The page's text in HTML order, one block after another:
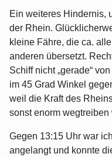
Ein weiteres Hindernis,
der Rhein.
kleine Fähre, die ca.
anderen übersetzt.
Schiff nicht „gerade“
im 45 Grad Winkel
weil die Kraft des
sonst enorm wegtreiben
Gegen 13:15 Uhr war
angelangt und konnte